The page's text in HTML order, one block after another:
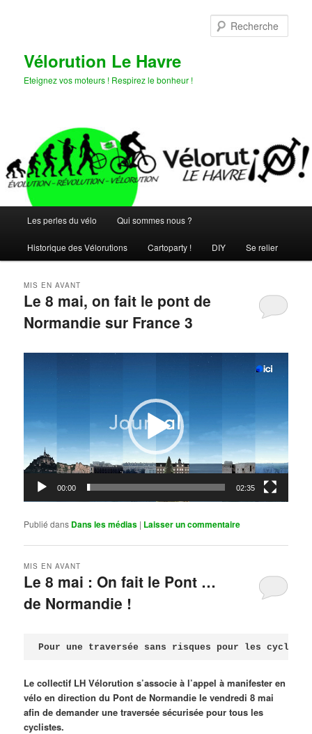
Vélorution Le Havre
Eteignez vos moteurs ! Respirez le bonheur !
principal
Les perles du vélo Qui sommes nous ?
Historique des Vélorutions Cartoparty ! DIY Se relier
Le 8 mai, on fait le pont de
Normandie sur France 3
MIS EN AVANT
00:00 02:35
Publié dans Dans les médias | Laisser un commentaire
Le 8 mai : On fait le Pont …
de Normandie !
MIS EN AVANT
Pour une traversée sans risques pour les
Le collectif LH Vélorution s’associe à l’appel à manifester en
vélo en direction du Pont de Normandie le vendredi 8 mai
afin de demander une traversée sécurisée pour tous les
cyclistes.